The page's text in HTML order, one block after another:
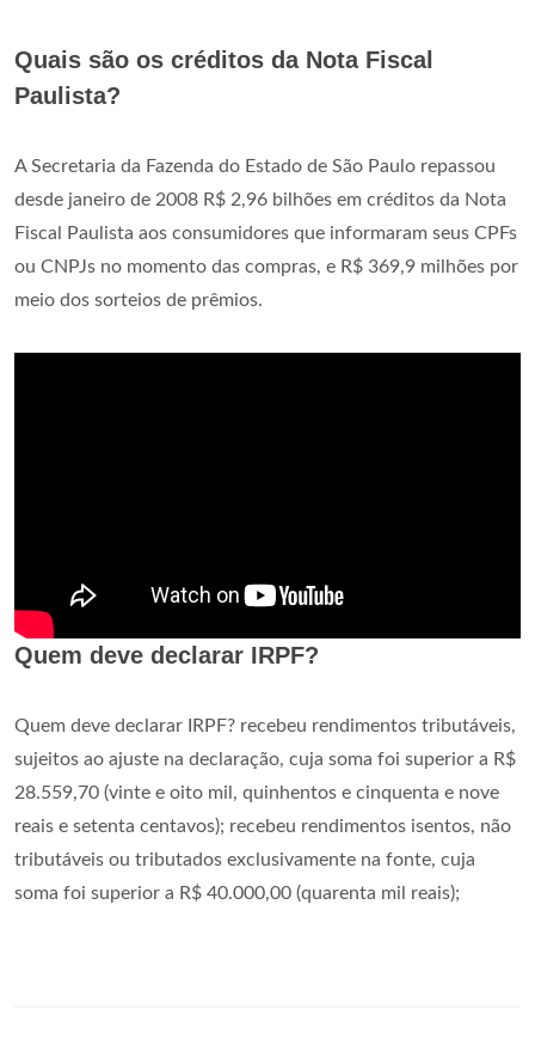
Quais são os créditos da Nota Fiscal
Paulista?
A Secretaria da Fazenda do Estado de São Paulo repassou
desde janeiro de 2008 R$ 2,96 bilhões em créditos da Nota
Fiscal Paulista aos consumidores que informaram seus CPFs
ou CNPJs no momento das compras, e R$ 369,9 milhões por
meio dos sorteios de prêmios.
Quem deve declarar IRPF?
Quem deve declarar IRPF? recebeu rendimentos tributáveis,
sujeitos ao ajuste na declaração, cuja soma foi superior a R$
28.559,70 (vinte e oito mil, quinhentos e cinquenta e nove
reais e setenta centavos); recebeu rendimentos isentos, não
tributáveis ou tributados exclusivamente na fonte, cuja
soma foi superior a R$ 40.000,00 (quarenta mil reais);